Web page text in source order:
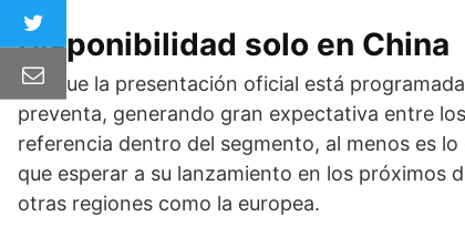
Disponibilidad solo en China
Aunque la presentación oficial está
preventa, generando gran expectativa entre
referencia dentro del segmento, al menos es
que esperar a su lanzamiento en los próximos
otras regiones como la europea.